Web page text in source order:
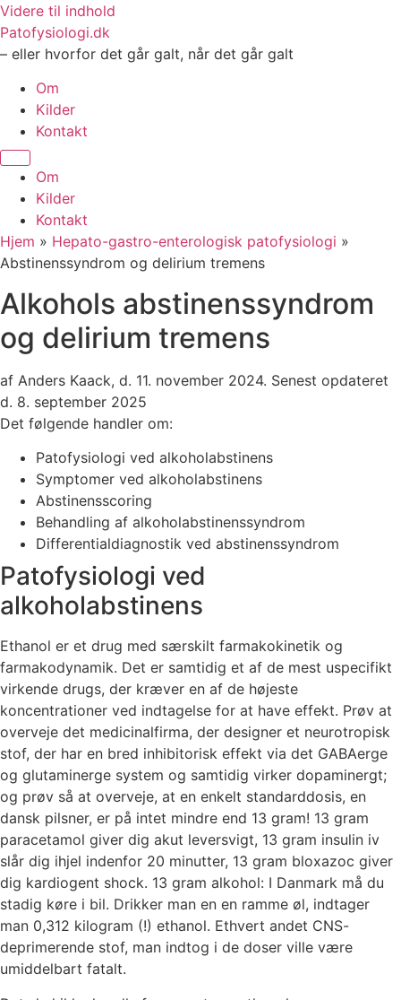
Videre til indhold
Patofysiologi.dk
– eller hvorfor det går galt, når det går galt
Om
Kilder
Kontakt
Om
Kilder
Kontakt
Hjem » Hepato-gastro-enterologisk patofysiologi »
Abstinenssyndrom og delirium tremens
Alkohols abstinenssyndrom
og delirium tremens
af Anders Kaack, d. 11. november 2024. Senest opdateret
d. 8. september 2025
Det følgende handler om:
Patofysiologi ved alkoholabstinens
Symptomer ved alkoholabstinens
Abstinensscoring
Behandling af alkoholabstinenssyndrom
Differentialdiagnostik ved abstinenssyndrom
Patofysiologi ved
alkoholabstinens
Ethanol er et drug med særskilt farmakokinetik og
farmakodynamik. Det er samtidig et af de mest uspecifikt
virkende drugs, der kræver en af de højeste
koncentrationer ved indtagelse for at have effekt. Prøv at
overveje det medicinalfirma, der designer et neurotropisk
stof, der har en bred inhibitorisk effekt via det GABAerge
og glutaminerge system og samtidig virker dopaminergt;
og prøv så at overveje, at en enkelt standarddosis, en
dansk pilsner, er på intet mindre end 13 gram! 13 gram
paracetamol giver dig akut leversvigt, 13 gram insulin iv
slår dig ihjel indenfor 20 minutter, 13 gram bloxazoc giver
dig kardiogent shock. 13 gram alkohol: I Danmark må du
stadig køre i bil. Drikker man en en ramme øl, indtager
man 0,312 kilogram (!) ethanol. Ethvert andet CNS-
deprimerende stof, man indtog i de doser ville være
umiddelbart fatalt.